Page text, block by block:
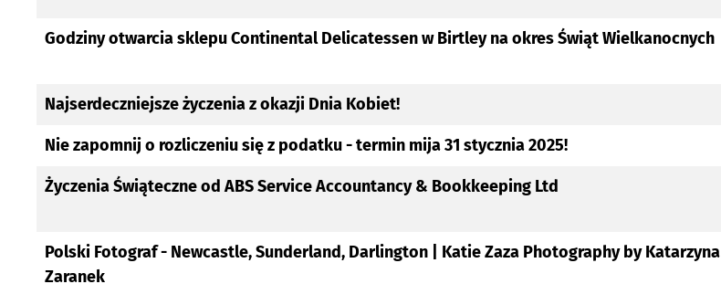
Godziny otwarcia sklepu Continental Delicatessen w Birtley na okres Świąt Wielkanocnych
Najserdeczniejsze życzenia z okazji Dnia Kobiet!
Nie zapomnij o rozliczeniu się z podatku - termin mija 31 stycznia 2025!
Życzenia Świąteczne od ABS Service Accountancy & Bookkeeping Ltd
Polski Fotograf - Newcastle, Sunderland, Darlington | Katie Zaza Photography by Katarzyna
Zaranek